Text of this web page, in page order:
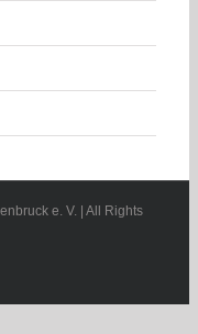
e. V. | All Rights